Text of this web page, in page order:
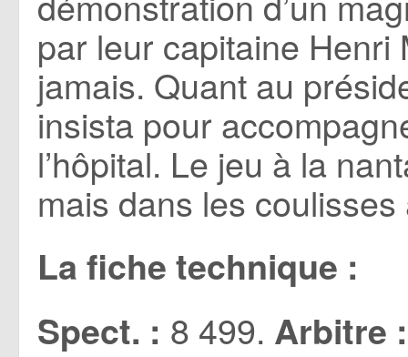
par leur capitaine
jamais. Quant au
insista pour
l’hôpital. Le jeu à la
mais dans les coulisses
La fiche technique :
Spect. : 8 499. Arbitre :